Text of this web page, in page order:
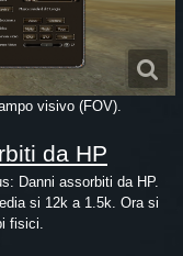
visivo (FOV).
da HP
Danni assorbiti da HP.
si 12k a 1.5k. Ora si
fisici.